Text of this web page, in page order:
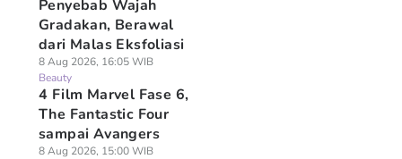
Penyebab Wajah
Gradakan, Berawal
dari Malas Eksfoliasi
8 Aug 2026, 16:05 WIB
Beauty
4 Film Marvel Fase 6,
The Fantastic Four
sampai Avangers
8 Aug 2026, 15:00 WIB